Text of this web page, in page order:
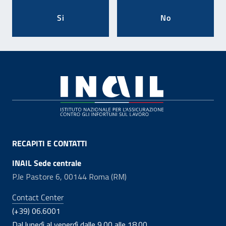
Si No
RECAPITI E CONTATTI
INAIL Sede centrale
P.le Pastore 6, 00144 Roma (RM)
Contact Center
(+39) 06.6001